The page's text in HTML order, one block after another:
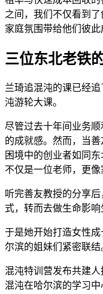
之间，我们不仅看到
家庭氛围带给他们彼此
三位东北老铁
兰琦追混沌的课已经
沌游轮大课。
尽管过去十年间业务
的成就感。然而，当
困境中的创业者如同
不仅是一位老师，更像
听完善友教授的分享
式，转而去做生命影响
于是她开始打造女性
尔滨的姐妹们紧密联结
混沌特训营发布共建
混沌在哈尔滨的学习